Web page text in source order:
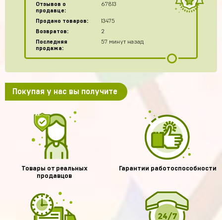
Отзывов о
продавце:
67813
Продано товаров:
13475
Возвратов:
2
Последняя
продажа:
57 минут назад
Покупая у нас вы получите
Товары от реальных
продавцов
Гарантии работоспособности